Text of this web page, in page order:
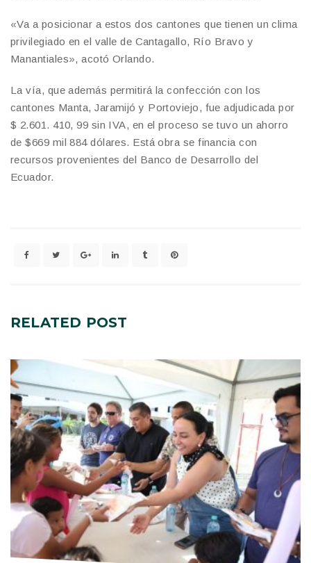
«Va a posicionar a estos dos cantones que tienen un clima
privilegiado en el valle de Cantagallo, Río Bravo y
Manantiales», acotó Orlando.
La vía, que además permitirá la confección con los
cantones Manta, Jaramijó y Portoviejo, fue adjudicada por
$ 2.601. 410, 99 sin IVA, en el proceso se tuvo un ahorro
de $669 mil 884 dólares. Está obra se financia con
recursos provenientes del Banco de Desarrollo del
Ecuador.
RELATED POST